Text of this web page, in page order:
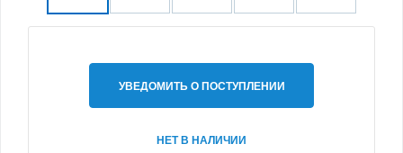
УВЕДОМИТЬ О ПОСТУПЛЕНИИ
НЕТ В НАЛИЧИИ